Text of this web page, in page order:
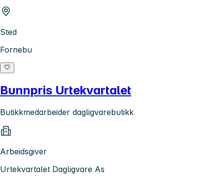
Sted
Fornebu
Bunnpris Urtekvartalet
Butikkmedarbeider dagligvarebutikk
Arbeidsgiver
Urtekvartalet Dagligvare As